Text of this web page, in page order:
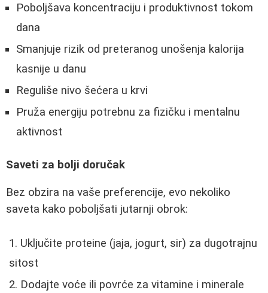
Poboljšava koncentraciju i produktivnost tokom
dana
Smanjuje rizik od preteranog unošenja kalorija
kasnije u danu
Reguliše nivo šećera u krvi
Pruža energiju potrebnu za fizičku i mentalnu
aktivnost
Saveti za bolji doručak
Bez obzira na vaše preferencije, evo nekoliko
saveta kako poboljšati jutarnji obrok:
Uključite proteine (jaja, jogurt, sir) za dugotrajnu
sitost
Dodajte voće ili povrće za vitamine i minerale